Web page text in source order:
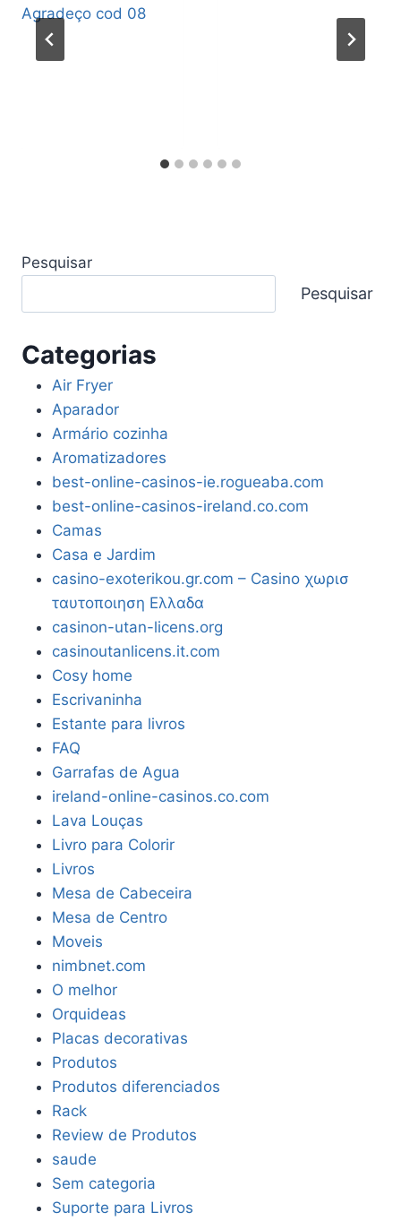
Pesquisar
Pesquisar
Categorias
Air Fryer
Aparador
Armário cozinha
Aromatizadores
best-online-casinos-ie.rogueaba.com
best-online-casinos-ireland.co.com
Camas
Casa e Jardim
casino-exoterikou.gr.com – Casino χωρισ
ταυτοποιηση Ελλαδα
casinon-utan-licens.org
casinoutanlicens.it.com
Cosy home
Escrivaninha
Estante para livros
FAQ
Garrafas de Agua
ireland-online-casinos.co.com
Lava Louças
Livro para Colorir
Livros
Mesa de Cabeceira
Mesa de Centro
Moveis
nimbnet.com
O melhor
Orquideas
Placas decorativas
Produtos
Produtos diferenciados
Rack
Review de Produtos
saude
Sem categoria
Suporte para Livros